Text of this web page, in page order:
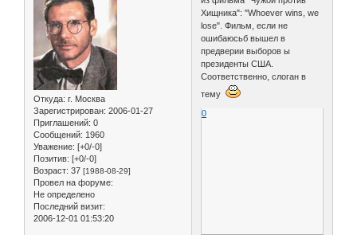
Откуда: г. Москва
Зарегистрирован: 2006-01-27
Приглашений: 0
Сообщений: 1960
Уважение: [+0/-0]
Позитив: [+0/-0]
Возраст: 37 [1988-08-29]
Провел на форуме:
Не определено
Последний визит:
2006-12-01 01:53:20
Хищника": "Whoever wins, we
lose". Фильм, если не
ошибаюсьб вышел в
предверии выборов ы
президенты США.
Соответственно, слоган в
тему
0